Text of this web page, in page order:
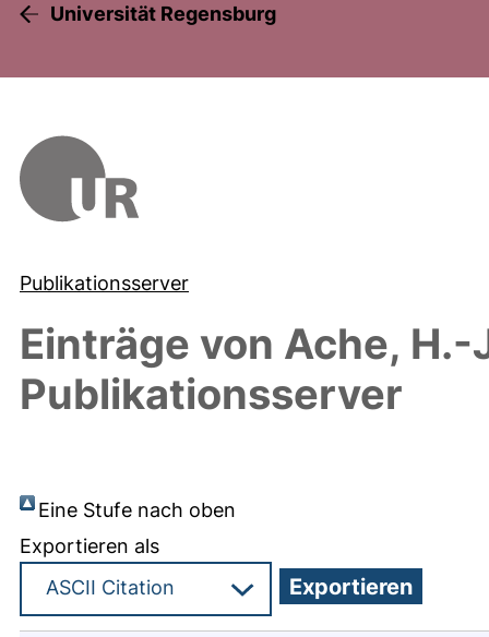
Universität Regensburg
Publikationsserver
Einträge von Ache, H.-
Publikationsserver
Eine Stufe nach oben
Exportieren als